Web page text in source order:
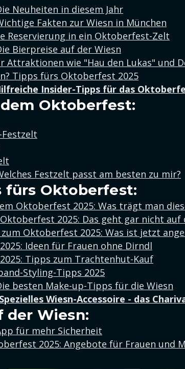
Neuheiten in diesem Jahr
Fakten zur Wiesn in München
Reservierung in ein Oktoberfest-Zelt
Bierpreise auf der Wiesn
Attraktionen wie "Hau den Lukas" und
Tipps fürs Oktoberfest 2025
Insider-Tipps für das
Oktoberfest:
Festzelt passt am besten zu mir?
fürs Oktoberfest:
Oktoberfest 2025: Was trägt man
2025: Das geht gar nicht auf
Oktoberfest 2025: Was ist jetzt
Ideen für Frauen ohne Dirndl
Tipps zum Trachtenhut-Kauf
Styling-Tipps 2025
besten Make-up-Tipps für die Wiesn
Wiesn-Accessoire - das
der Wiesn:
für mehr Sicherheit
2025: Angebote für Frauen und